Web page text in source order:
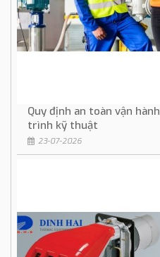
Quy định an toàn vận
trình kỹ thuật
23-07-2026